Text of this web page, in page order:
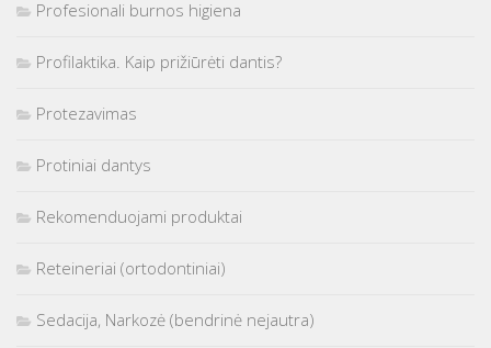
Profesionali burnos higiena
Profilaktika. Kaip prižiūrėti dantis?
Protezavimas
Protiniai dantys
Rekomenduojami produktai
Reteineriai (ortodontiniai)
Sedacija, Narkozė (bendrinė nejautra)